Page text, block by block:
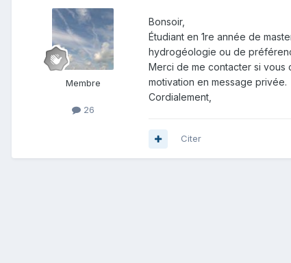
Membre
26
Bonsoir,
Étudiant en 1re année de
hydrogéologie ou de
Merci de me contacter si vous
motivation en message privée.
Cordialement,
Citer